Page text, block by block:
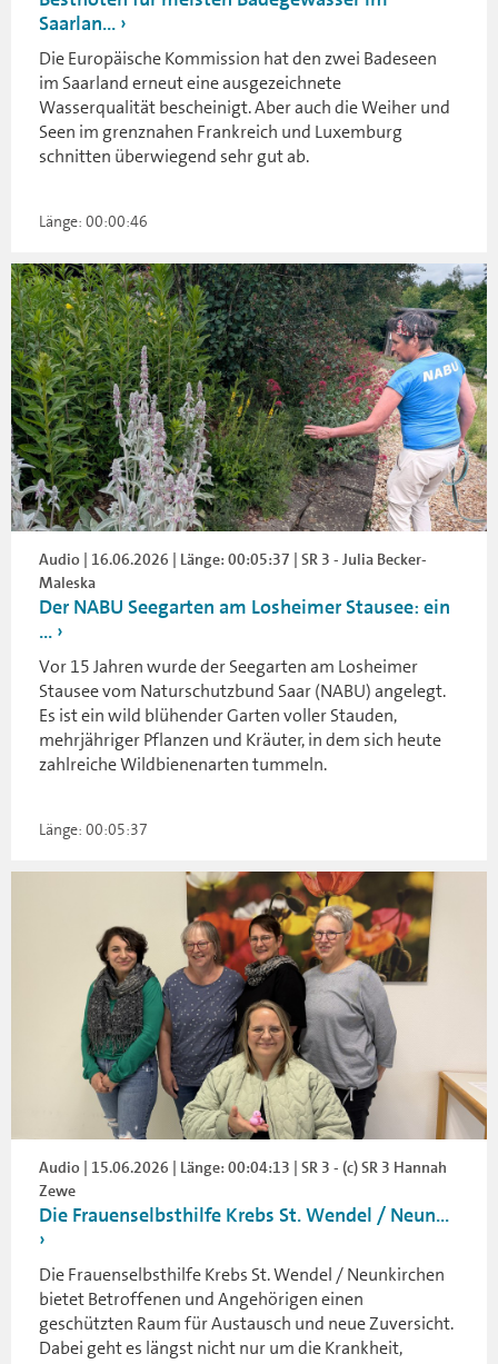
Saarlan...
Die Europäische Kommission hat den zwei Badeseen
im Saarland erneut eine ausgezeichnete
Wasserqualität bescheinigt. Aber auch die Weiher und
Seen im grenznahen Frankreich und Luxemburg
schnitten überwiegend sehr gut ab.
Länge: 00:00:46
Audio | 16.06.2026 | Länge: 00:05:37 | SR 3 - Julia Becker-
Maleska
Der NABU Seegarten am Losheimer Stausee: ein
...
Vor 15 Jahren wurde der Seegarten am Losheimer
Stausee vom Naturschutzbund Saar (NABU) angelegt.
Es ist ein wild blühender Garten voller Stauden,
mehrjähriger Pflanzen und Kräuter, in dem sich heute
zahlreiche Wildbienenarten tummeln.
Länge: 00:05:37
Audio | 15.06.2026 | Länge: 00:04:13 | SR 3 - (c) SR 3 Hannah
Zewe
Die Frauenselbsthilfe Krebs St. Wendel / Neun...
Die Frauenselbsthilfe Krebs St. Wendel / Neunkirchen
bietet Betroffenen und Angehörigen einen
geschützten Raum für Austausch und neue Zuversicht.
Dabei geht es längst nicht nur um die Krankheit,